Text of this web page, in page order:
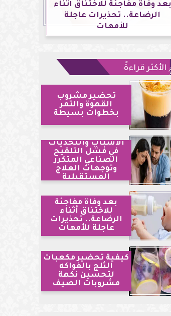
بعد وفاة مفاجئة للاختناق أثناء
الرضاعة.. تحذيرات عاجلة
للأمهات
الأكثر قراءةً
تحضير مشروب
القهوة والتمر
بخطوات بسيطة
الأسباب والتحديات
في فشل التلقيح
الصناعي المتكرر
وتوجهات العلاج
المستقبلية
بعد وفاة مفاجئة
للاختناق أثناء
الرضاعة.. تحذيرات
عاجلة للأمهات
كيفية تحضير مكعبات
الثلج بالفواكه
لتحسين نكهة
مشروبات الصيف